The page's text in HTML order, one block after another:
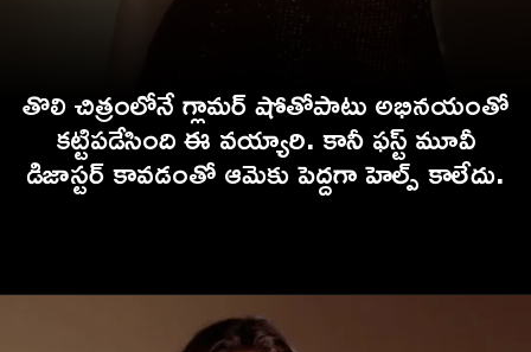
తొలి చిత్రంలోనే గ్లామర్ షోతోపాటు అభినయంతో
కట్టిపడేసింది ఈ వయ్యారి. కానీ ఫస్ట్ మూవీ
డిజాస్టర్ కావడంతో ఆమెకు పెద్దగా హెల్ప్ కాలేదు.